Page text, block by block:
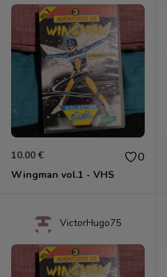
10.00 € 0
Wingman vol.1 - VHS
VictorHugo75